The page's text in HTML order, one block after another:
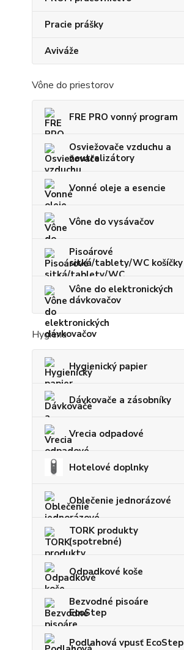
Pracie prášky
Aviváže
Vône do priestorov
FRE PRO vonný program
Osviežovače vzduchu a
neutralizátory
Vonné oleje a esencie
Vône do vysávačov
Pisoárové
sitká/tablety/WC košíčky
Vône do elektronických
dávkovačov
Hygiena
Hygienický papier
Dávkovače a zásobníky
Vrecia odpadové
Hotelové doplnky
Oblečenie jednorázové
TORK produkty
(spotrebné)
Odpadkové koše
Bezvodné pisoáre
EcoStep
Podlahová vpusť EcoStep